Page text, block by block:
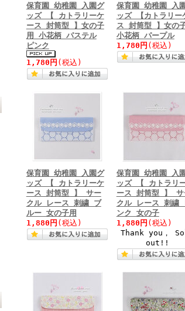
保育園 幼稚園 入園グ
ッズ 【 カトラリーケ
ース 封筒型 】女の子
用 小花柄 パステル
ピンク
1,780円 (税込)
保育園 幼稚園 入
ッズ 【カトラリー
ス 封筒型 】女の
小花柄 パープル
1,780円 (税込)
保育園 幼稚園 入園グ
ッズ 【 カトラリーケ
ース 封筒型 】 サー
クル レース 刺繍 ブ
ルー 女の子用
1,880円 (税込)
保育園 幼稚園 入
ッズ 【 カトラリ
ース 封筒型 】 サ
クル レース 刺繍
ンク 女の子
1,880円 (税込)
Thank you，
out!!